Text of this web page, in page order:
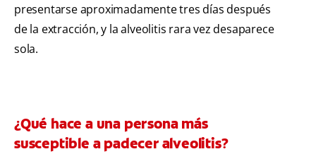
presentarse aproximadamente tres días después
de la extracción, y la alveolitis rara vez desaparece
sola.
¿Qué hace a una persona más
susceptible a padecer alveolitis?